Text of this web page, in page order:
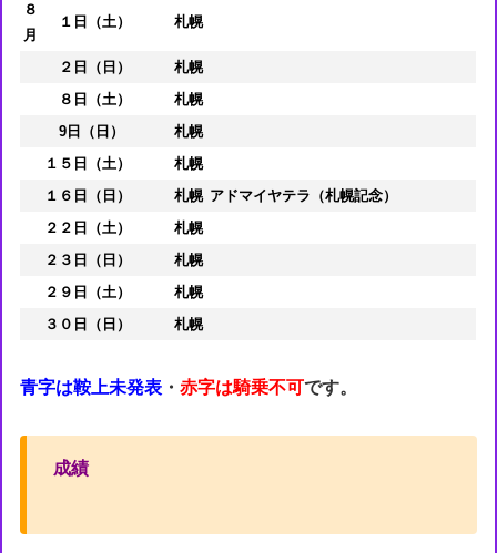
８
月
１日（土） 札幌
２日（日）
札幌
８日（土）
札幌
9日（日）
札幌
１５日（土）
札幌
１６日（日）
札幌 アドマイヤテラ（札幌記念）
２２日（土）
札幌
２３日（日）
札幌
２９日（土）
札幌
３０日（日）
札幌
青字は鞍上未発表 ・赤字は騎乗不可です。
成績